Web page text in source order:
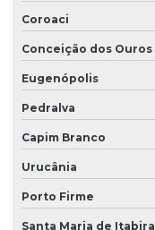
Coroaci
Conceição dos Ouros
Eugenópolis
Pedralva
Capim Branco
Urucânia
Porto Firme
Santa Maria de Itabira